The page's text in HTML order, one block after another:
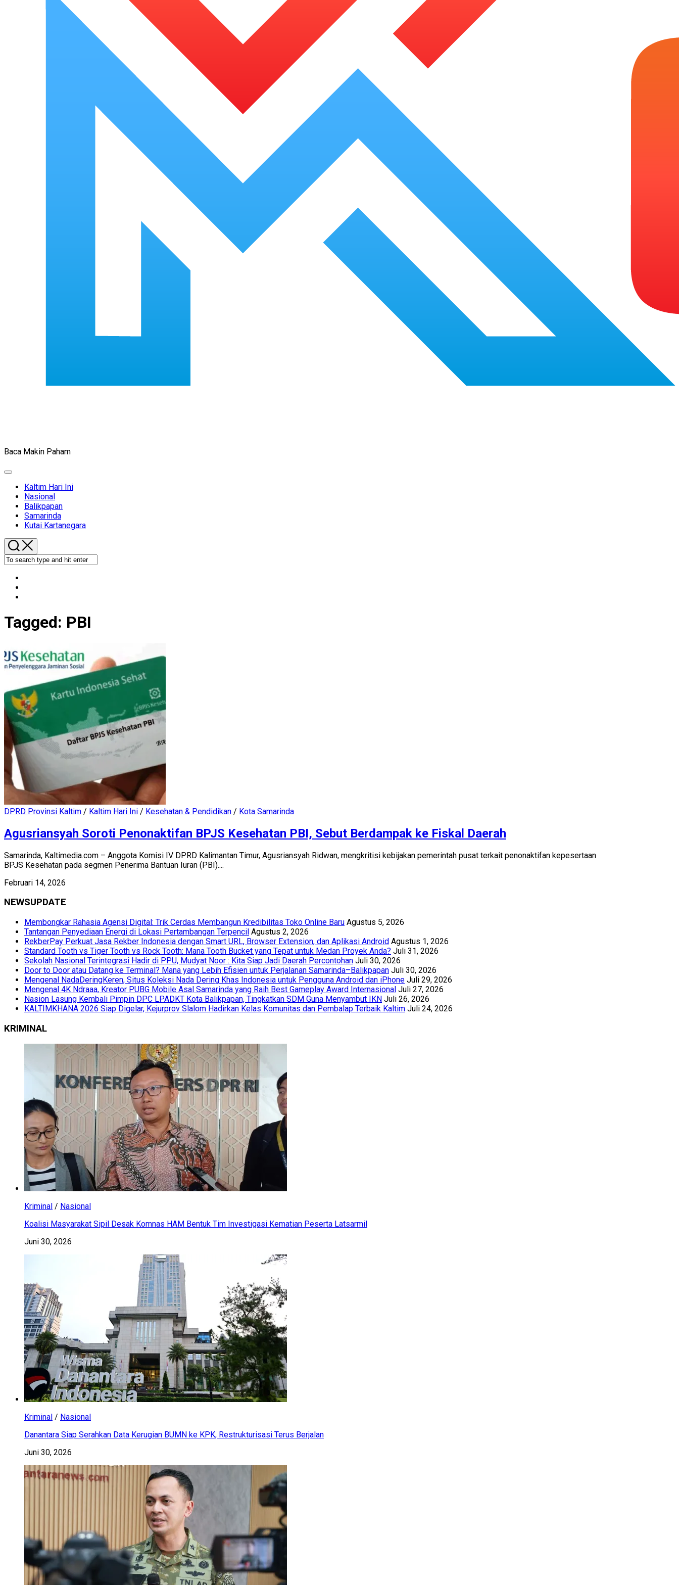
Baca Makin Paham
Expand
Kaltim Hari Ini
Nasional
Balikpapan
Samarinda
Kutai Kartanegara
Tagged: PBI
DPRD Provinsi Kaltim / Kaltim Hari Ini / Kesehatan & Pendidikan / Kota Samarinda
Agusriansyah Soroti Penonaktifan BPJS Kesehatan PBI, Sebut Berdampak ke Fiskal Daerah
Samarinda, Kaltimedia.com – Anggota Komisi IV DPRD Kalimantan Timur, Agusriansyah Ridwan, mengkritisi kebijakan pemerintah pusat terkait penonaktifan kepesertaan
BPJS Kesehatan pada segmen Penerima Bantuan Iuran (PBI)....
Februari 14, 2026
NEWSUPDATE
Membongkar Rahasia Agensi Digital: Trik Cerdas Membangun Kredibilitas Toko Online Baru Agustus 5, 2026
Tantangan Penyediaan Energi di Lokasi Pertambangan Terpencil Agustus 2, 2026
RekberPay Perkuat Jasa Rekber Indonesia dengan Smart URL, Browser Extension, dan Aplikasi Android Agustus 1, 2026
Standard Tooth vs Tiger Tooth vs Rock Tooth: Mana Tooth Bucket yang Tepat untuk Medan Proyek Anda? Juli 31, 2026
Sekolah Nasional Terintegrasi Hadir di PPU, Mudyat Noor : Kita Siap Jadi Daerah Percontohan Juli 30, 2026
Door to Door atau Datang ke Terminal? Mana yang Lebih Efisien untuk Perjalanan Samarinda–Balikpapan Juli 30, 2026
Mengenal NadaDeringKeren, Situs Koleksi Nada Dering Khas Indonesia untuk Pengguna Android dan iPhone Juli 29, 2026
Mengenal 4K Ndraaa, Kreator PUBG Mobile Asal Samarinda yang Raih Best Gameplay Award Internasional Juli 27, 2026
Nasion Lasung Kembali Pimpin DPC LPADKT Kota Balikpapan, Tingkatkan SDM Guna Menyambut IKN Juli 26, 2026
KALTIMKHANA 2026 Siap Digelar, Kejurprov Slalom Hadirkan Kelas Komunitas dan Pembalap Terbaik Kaltim Juli 24, 2026
KRIMINAL
Kriminal / Nasional
Koalisi Masyarakat Sipil Desak Komnas HAM Bentuk Tim Investigasi Kematian Peserta Latsarmil
Juni 30, 2026
Kriminal / Nasional
Danantara Siap Serahkan Data Kerugian BUMN ke KPK, Restrukturisasi Terus Berjalan
Juni 30, 2026